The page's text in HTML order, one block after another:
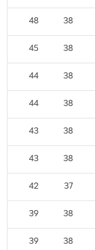
38
48
38
45
38
44
38
44
38
43
38
43
37
42
38
39
38
39